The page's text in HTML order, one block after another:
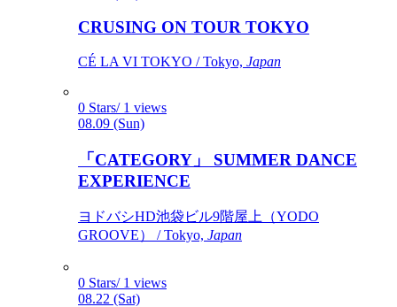
CRUSING ON TOUR TOKYO
CÉ LA VI TOKYO / Tokyo, Japan
0 Stars/ 1 views
08.09 (Sun)
「CATEGORY」 SUMMER DANCE
EXPERIENCE
ヨドバシHD池袋ビル9階屋上（YODO
GROOVE） / Tokyo, Japan
0 Stars/ 1 views
08.22 (Sat)